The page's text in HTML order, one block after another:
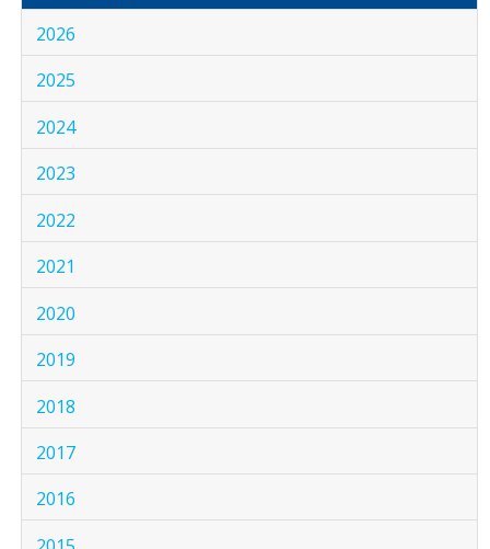
2026
2025
2024
2023
2022
2021
2020
2019
2018
2017
2016